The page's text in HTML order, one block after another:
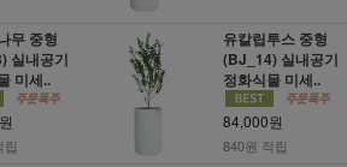
무 중형
실내공기
미세..
립
유칼립투스 중형
(BJ_14) 실내공기
정화식물 미세..
84,000원
840원 적립